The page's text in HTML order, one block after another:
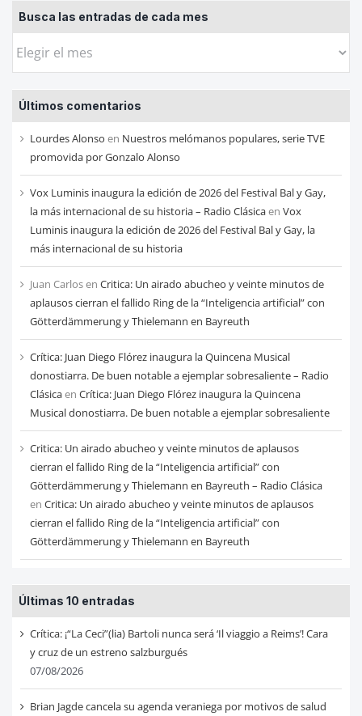
Busca las entradas de cada mes
Busca
entradas
de
cada
mes
Últimos comentarios
Lourdes Alonso en Nuestros melómanos populares, serie TVE
promovida por Gonzalo Alonso
Vox Luminis inaugura la edición de 2026 del Festival Bal y Gay,
la más internacional de su historia – Radio Clásicaen Vox
Luminis inaugura la edición de 2026 del Festival Bal y Gay, la
más internacional de su historia
Juan Carlosen Critica: Un airado abucheo y veinte minutos de
aplausos cierran el fallido Ring de la “Inteligencia artificial” con
Götterdämmerung y Thielemann en Bayreuth
Crítica: Juan Diego Flórez inaugura la Quincena Musical
donostiarra. De buen notable a ejemplar sobresaliente – Radio
Clásicaen Crítica: Juan Diego Flórez inaugura la Quincena
Musical donostiarra. De buen notable a ejemplar sobresaliente
Critica: Un airado abucheo y veinte minutos de aplausos
cierran el fallido Ring de la “Inteligencia artificial” con
Götterdämmerung y Thielemann en Bayreuth – Radio Clásica
en Critica: Un airado abucheo y veinte minutos de aplausos
cierran el fallido Ring de la “Inteligencia artificial” con
Götterdämmerung y Thielemann en Bayreuth
Últimas 10 entradas
Crítica: ¡“La Ceci”(lia) Bartoli nunca será ‘Il viaggio a Reims’! Cara
y cruz de un estreno salzburgués
07/08/2026
Brian Jagde cancela su agenda veraniega por motivos de salud